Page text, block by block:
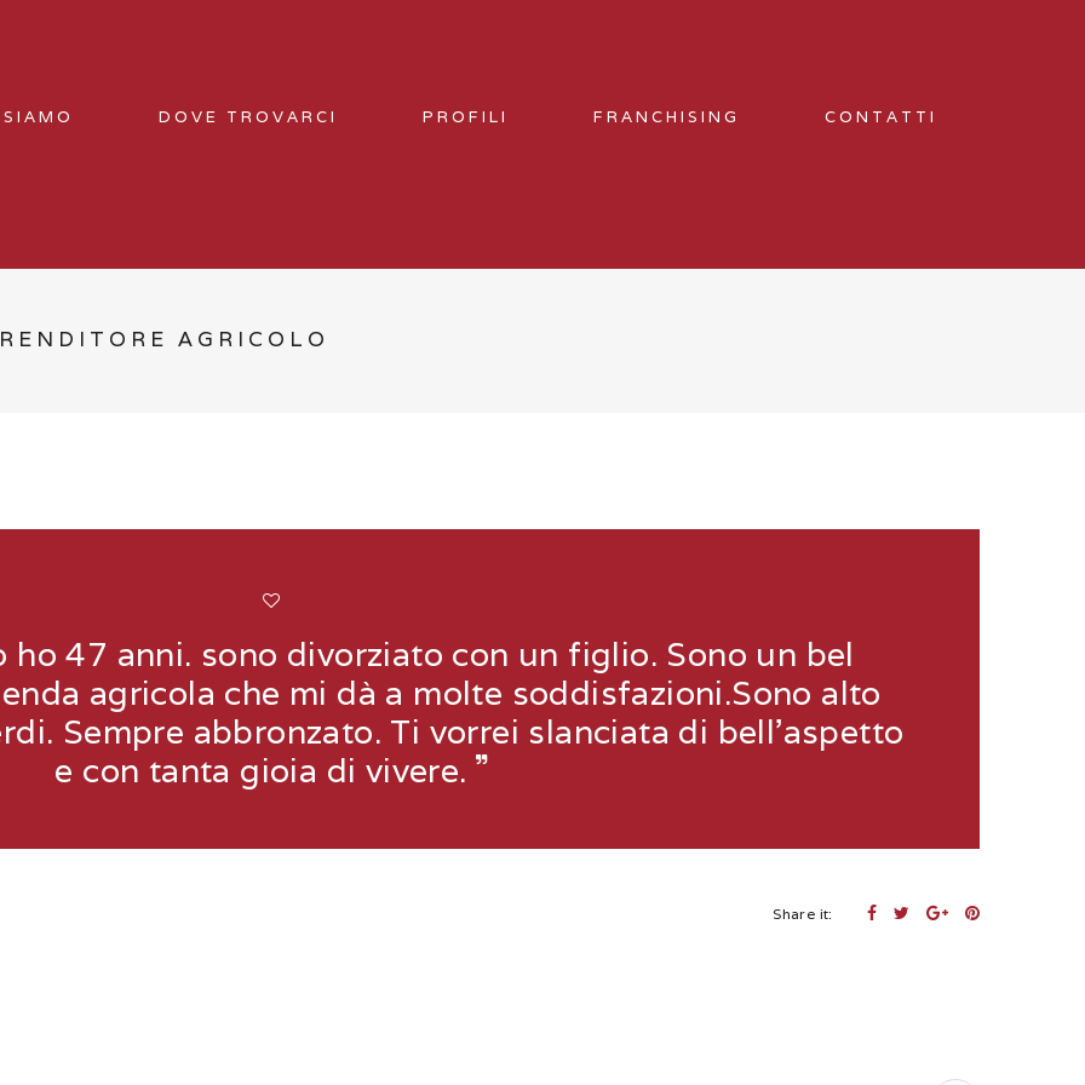
DOVE TROVARCI PROFILI FRANCHISING CONTATTI
AGRICOLO
47 anni. sono divorziato con un figlio. Sono un bel
agricola che mi dà a molte soddisfazioni.Sono alto
Sempre abbronzato. Ti vorrei slanciata di bell'aspetto
e con tanta gioia di vivere.
Share it: